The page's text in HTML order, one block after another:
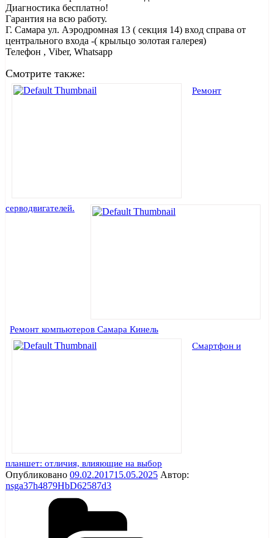
Диагностика бесплатно!
Гарантия на всю работу.
Г. Самара ул. Аэродромная 13 ( секция 14) вход справа от
центрального входа -( крыльцо золотая галерея)
Телефон , Viber, Whatsapp
Смотрите также:
Ремонт
серводвигателей.
Ремонт компьютеров Самара Кинель
Смартфон и
планшет: отличия, влияющие на выбор
Опубликовано 09.02.201715.05.2025 Автор:
nsga37h4879HbD62587d3